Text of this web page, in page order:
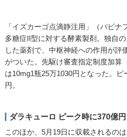
「イズカーゴ点滴静注用」（パビナ
多糖症II型に対する酵素製剤。独自
した薬剤で、中枢神経への作用が評
がついた。先駆け審査指定制度加算
は10mg1瓶25万1030円となった。
円。
ダラキューロ ピーク時に370億円
このほか、5月19日に収載されるのは